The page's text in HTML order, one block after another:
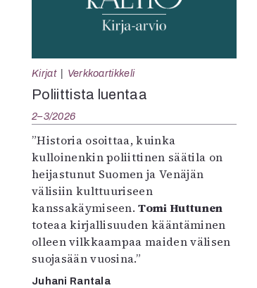
Kirjat Verkkoartikkeli
Poliittista luentaa
2–3/2026
”Historia osoittaa, kuinka
kulloinenkin poliittinen säätila on
heijastunut Suomen ja Venäjän
välisiin kulttuuriseen
kanssakäymiseen.Tomi Huttunen
toteaa kirjallisuuden kääntäminen
olleen vilkkaampaa maiden välisen
suojasään vuosina.”
Juhani Rantala